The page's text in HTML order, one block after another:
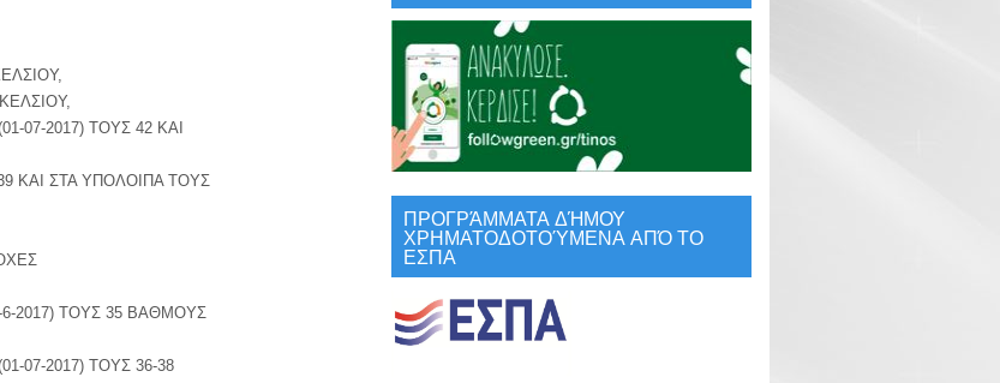
07-2017) ΤΟΥΣ 42 ΚΑΙ
ΚΑΙ ΣΤΑ ΥΠΟΛΟΙΠΑ ΤΟΥΣ
2017) ΤΟΥΣ 35 ΒΑΘΜΟΥΣ
07-2017) ΤΟΥΣ 36-38
ΠΡΟΓΡΆΜΜΑΤΑ ΔΉΜΟΥ
ΧΡΗΜΑΤΟΔΟΤΟΎΜΕΝΑ ΑΠΌ ΤΟ
ΕΣΠΑ